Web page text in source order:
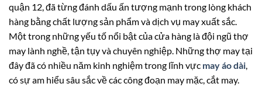
quận 12, đã từng đánh dấu ấn tượng mạnh trong lòng khách
hàng bằng chất lượng sản phẩm và dịch vụ may xuất sắc.
Một trong những yếu tố nổi bật của cửa hàng là đội ngũ thợ
may lành nghề, tận tụy và chuyên nghiệp. Những thợ may tại
đây đã có nhiều năm kinh nghiệm trong lĩnh vực may áo dài
có sự am hiểu sâu sắc về các công đoạn may mặc, cắt may.